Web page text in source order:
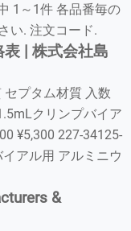
1～1件 各品番毎の
い. 注文コード.
| 株式会社島
プタム材質 入数
クリンプバイア
¥5,300 227-34125-
アル用 アルミニウ
&